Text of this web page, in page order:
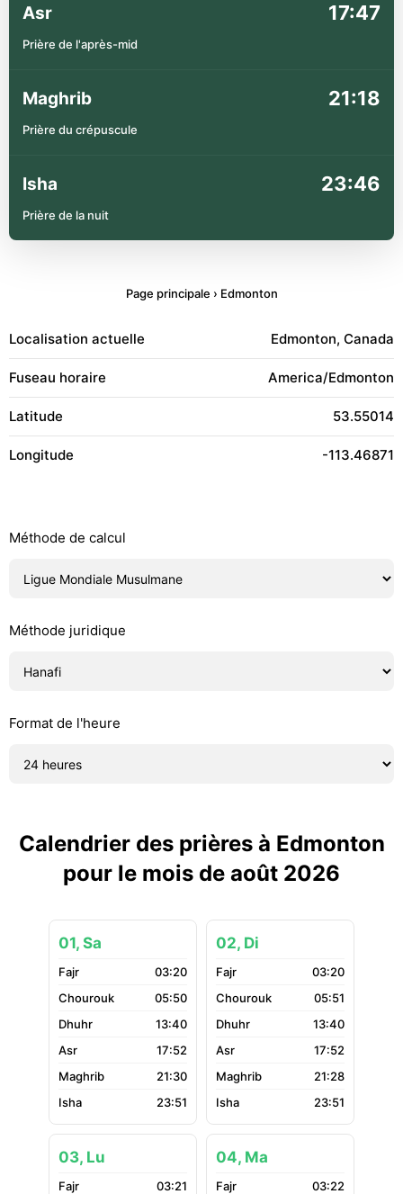
Asr 17:47
Prière de l'après-mid
Maghrib 21:18
Prière du crépuscule
Isha 23:46
Prière de la nuit
Page principale › Edmonton
Localisation actuelle Edmonton, Canada
Fuseau horaire America/Edmonton
Latitude 53.55014
Longitude -113.46871
Méthode de calcul
Méthode juridique
Format de l'heure
Calendrier des prières à Edmonton
pour le mois de août 2026
01, Sa
03:20
05:50
13:40
17:52
21:30
23:51
02, Di
03:20
05:51
13:40
17:52
21:28
23:51
03, Lu
03:21
04, Ma
03:22